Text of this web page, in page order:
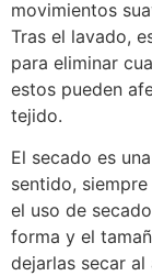
movimientos
Tras el lavado,
para eliminar
estos pueden
tejido.
El secado es
sentido,
el uso de
forma y el
dejarlas secar